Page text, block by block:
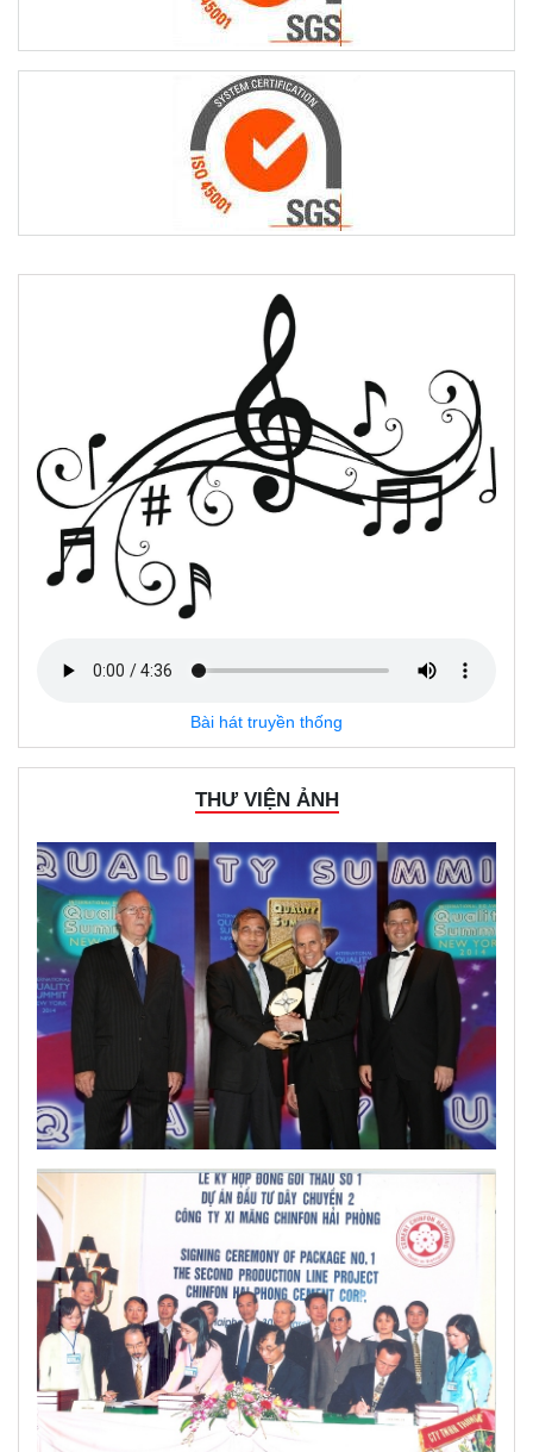
Bài hát truyền thống
THƯ VIỆN ẢNH